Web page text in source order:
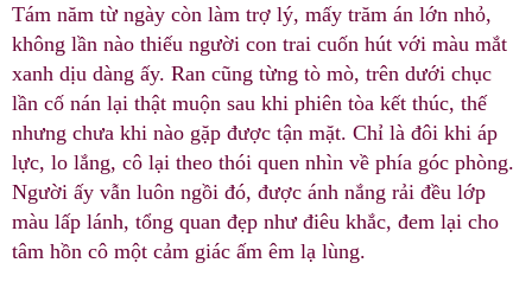
Tám năm từ ngày còn làm trợ lý, mấy trăm án lớn nhỏ,
không lần nào thiếu người con trai cuốn hút với màu mắt
xanh dịu dàng ấy. Ran cũng từng tò mò, trên dưới chục
lần cố nán lại thật muộn sau khi phiên tòa kết thúc, thế
nhưng chưa khi nào gặp được tận mặt. Chỉ là đôi khi áp
lực, lo lắng, cô lại theo thói quen nhìn về phía góc phòng.
Người ấy vẫn luôn ngồi đó, được ánh nắng rải đều lớp
màu lấp lánh, tổng quan đẹp như điêu khắc, đem lại cho
tâm hồn cô một cảm giác ấm êm lạ lùng.